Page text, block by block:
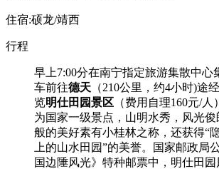
住宿:硕龙/靖西
行程
早上7:00分在南宁指定旅游集散中心
车前往德天 （210公里，约4小时)途
览明仕田园景区 （费用自理160元/
为国家一级景点，山明水秀，风光
般的美好素有小桂林之称，还获得“
上的山水田园”的美誉。国家邮政局
国边陲风光》特种邮票中，明仕田